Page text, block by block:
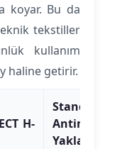
koyar. Bu da
tekstiller
kullanım
haline getirir.
H-
Standart
Yaklaşımlar